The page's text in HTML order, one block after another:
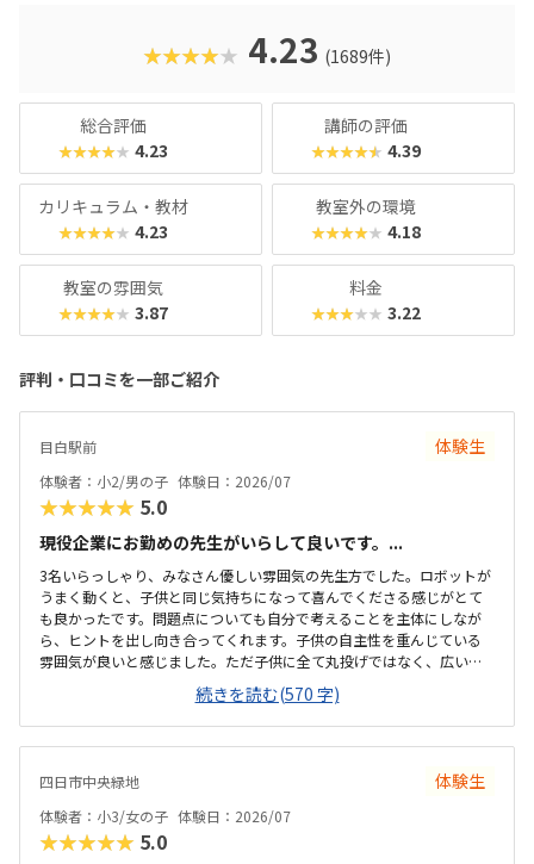
★★★★★ 4.23 (1689件)
総合評価
★★★★★ 4.23
講師の評価
★★★★★ 4.39
カリキュラム・教材
★★★★★ 4.23
教室外の環境
★★★★★ 4.18
教室の雰囲気
★★★★★ 3.87
料金
★★★★★ 3.22
評判・口コミを一部ご紹介
目白駅前 体験生
体験者：小2/男の子 体験日：2026/07
★★★★★ 5.0
現役企業にお勤めの先生がいらして良いです。...
3名いらっしゃり、みなさん優しい雰囲気の先生方でした。ロボットが
うまく動くと、子供と同じ気持ちになって喜んでくださる感じがとて
も良かったです。問題点についても自分で考えることを主体にしなが
ら、ヒントを出し向き合ってくれます。子供の自主性を重んじている
雰囲気が良いと感じました。ただ子供に全て丸投げではなく、広い机
の上に「教科書とキットをどこに置いたらやりやすいかな？」と声を
かけてくださり、そこから自分で考えていました。ロボット作りもヒ
ントをいただきながら、自分で教科書を読んで作り上げていました。
駅近くですが、静かな環境です。急な坂道があるので、暑い夏など、重
できました。入室したら必ず手を洗うルールも良いです。教室にある
教科書などもきちんと整理整頓されています。キット代が兄弟割引で
半額になりました。入会金も無料に。欲を言えば、...
続きを読む(570 字)
四日市中央緑地 体験生
体験者：小3/女の子 体験日：2026/07
★★★★★ 5.0